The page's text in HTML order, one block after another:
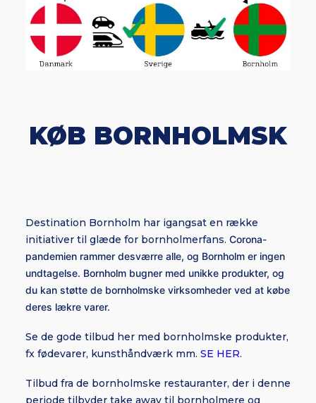
KØB BORNHOLMSK
Destination Bornholm har igangsat en række
initiativer til glæde for bornholmerfans. Corona-
pandemien rammer desværre alle, og Bornholm er ingen
undtagelse. Bornholm bugner med unikke produkter, og
du kan støtte de bornholmske virksomheder ved at købe
deres lækre varer.
Se de gode tilbud her med bornholmske produkter,
fx fødevarer, kunsthåndværk mm. SE HER.
Tilbud fra de bornholmske restauranter, der i denne
periode tilbyder take away til bornholmere og